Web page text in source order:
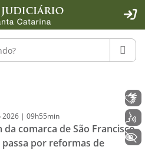
- Rybená
- Poder
2026 | 09h55min
da comarca de São Francisco
passa por reformas de
+ Acessibilidade